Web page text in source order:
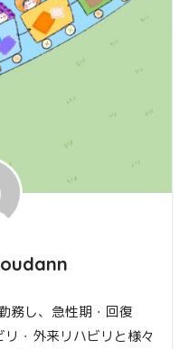
務し、急性期・回復
・外来リハビリと様々